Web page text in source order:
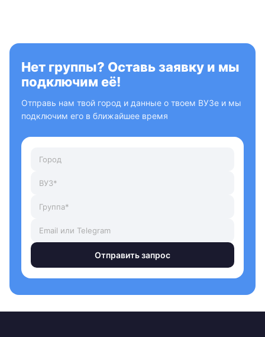
Нет группы? Оставь заявку и мы
подключим её!
Отправь нам твой город и данные о твоем ВУЗе и мы
подключим его в ближайшее время
Отправить запрос